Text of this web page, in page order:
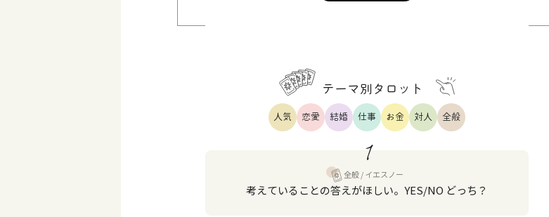
テーマ別タロット
人気 恋愛 結婚 仕事 お金 対人 全般
1
全般 イエスノー
考えていることの答えがほしい。YES/NO どっち？